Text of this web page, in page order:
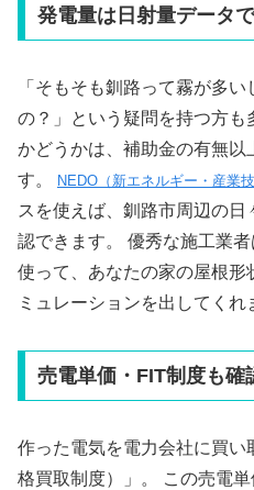
発電量は日射量データ
「そもそも釧路って霧が多
の？」という疑問を持つ方も
かどうかは、補助金の有無以
す。
NEDO（新エネルギー・産業
スを使えば、釧路市周辺の
認できます。 優秀な施工業
使って、あなたの家の屋根
ミュレーションを出してくれ
売電単価・FIT制度も確
作った電気を電力会社に買い
格買取制度）」。 この売電単